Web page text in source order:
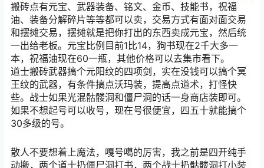
搬砖点有元宝、武器装备、铭文、金币、技能书，祝福
油、装备分解碎片等等都可以卖，交易方式有面对面交易
和摆摊交易，摆摊就是把你打出的东西卖成元宝，然后统
一出给老板。元宝比例目前1比14，狗书现在2千大多一
本，祝福油现在60一瓶，其他价格可以去集市看下。
道士搬砖武器搞个元阳纹的四项剑，实在没钱可以搞个冥
王纹的武器，有条件搞点沃玛装，提高点道术，打怪快
些。战士如果光混骷髅洞和僵尸洞的话一身商店装即可。
如果不想起号可以收号，现在号很便宜，四五十就能搞个
30多级的号。
散人不要想着上魔法，嘎号噶的厉害， 我之前是四开纯手
动搬，两个道士扔僵尸洞打书，两个战士扔骷髅洞打小装